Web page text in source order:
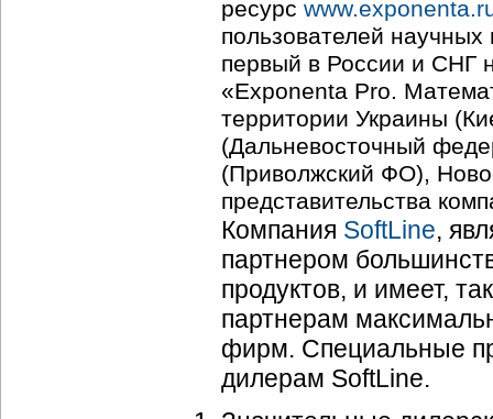
ресурс
пользователей
первый в России и СНГ
«Exponenta Pro.
территории Украины
(Дальневосточный
(Приволжский ФО),
представительства
Компания SoftLine,
партнером
продуктов, и имеет,
партнерам
фирм. Специальные
дилерам SoftLine.